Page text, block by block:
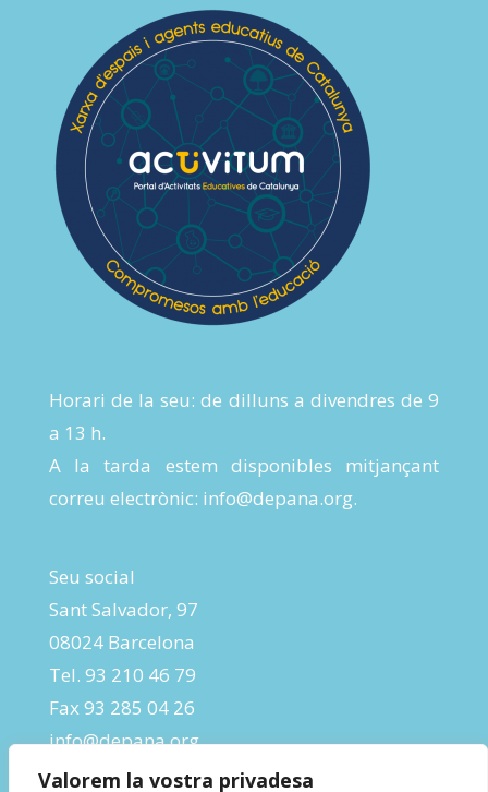
Valorem la vostra privadesa
Horari de la seu: de dilluns a divendres de 9
a 13 h.
A la tarda estem disponibles mitjançant
correu electrònic: info@depana.org.
Seu social
Sant Salvador, 97
08024 Barcelona
Tel. 93 210 46 79
Fax 93 285 04 26
info@depana.org